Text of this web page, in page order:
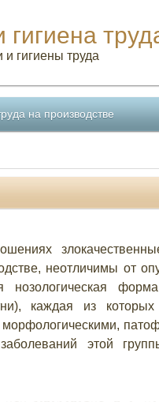
гигиена
гигиены труда
на производстве
неотличимы от
каждая из которых
этой